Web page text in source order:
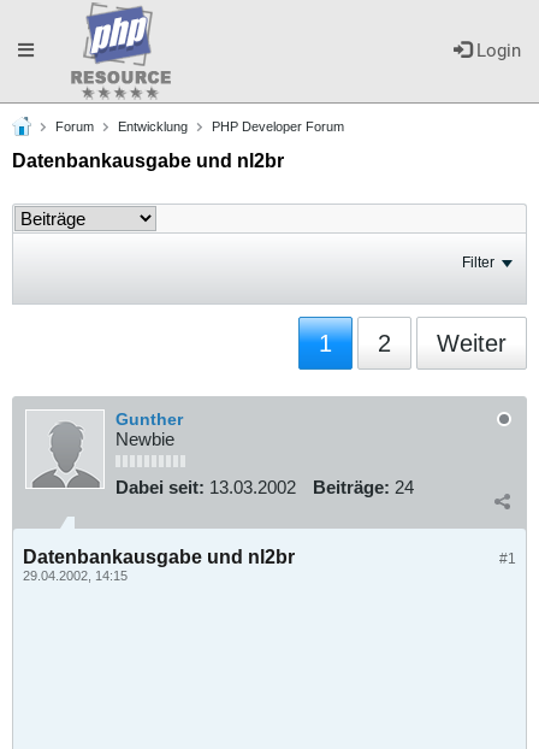
Login
Toggle
navigation
Forum Entwicklung PHP Developer Forum
Datenbankausgabe und nl2br
Filter
1 2 Weiter
Gunther
Newbie
Dabei seit: 13.03.2002 Beiträge: 24
#1
Datenbankausgabe und nl2br
29.04.2002, 14:15